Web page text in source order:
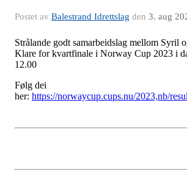
Postet av Balestrand Idrettslag den 3. aug
Strålande godt samarbeidslag mellom Syril
Klare for kvartfinale i Norway Cup 2023 i
12.00
Følg dei
her: https://norwaycup.cups.nu/2023,nb/